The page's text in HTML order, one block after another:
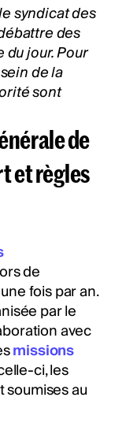
syndicat des
des
jour. Pour
de la
sont
de
et règles
de
fois par an.
par le
avec
missions
ci, les
soumises au